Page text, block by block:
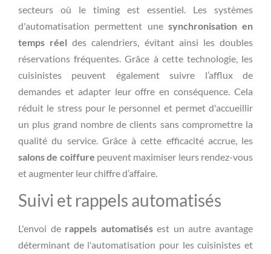
secteurs où le timing est essentiel. Les systèmes
d'automatisation permettent une synchronisation en
temps réel des calendriers, évitant ainsi les doubles
réservations fréquentes. Grâce à cette technologie, les
cuisinistes peuvent également suivre l’afflux de
demandes et adapter leur offre en conséquence. Cela
réduit le stress pour le personnel et permet d'accueillir
un plus grand nombre de clients sans compromettre la
qualité du service. Grâce à cette efficacité accrue, les
salons de coiffure peuvent maximiser leurs rendez-vous
et augmenter leur chiffre d’affaire.
Suivi et rappels automatisés
L'envoi de rappels automatisésest un autre avantage
déterminant de l'automatisation pour les cuisinistes et